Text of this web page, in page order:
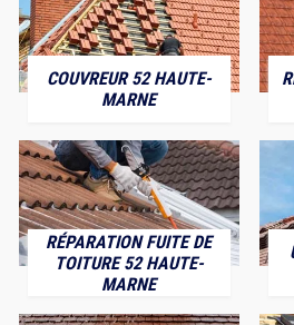
COUVREUR 52 HAUTE-
MARNE
RÉPARATION FUITE DE
TOITURE 52 HAUTE-
MARNE